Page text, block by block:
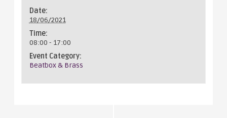
Date:
18/06/2021
Time:
08:00 - 17:00
Event Category:
Beatbox & Brass